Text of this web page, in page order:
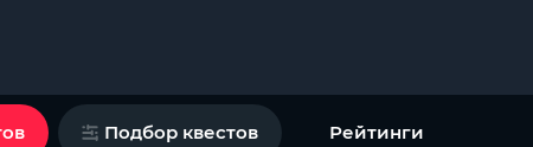
Подбор квестов Рейтинги